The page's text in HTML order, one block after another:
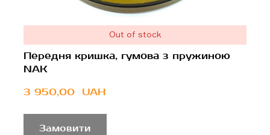
Out of stock
Передня кришка, гумова з пружиною
NAK
3 950,00  UAH
Замовити